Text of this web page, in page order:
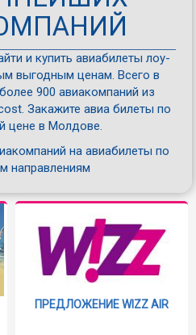
и купить авиабилеты лоу-
выгодным ценам. Всего в
900 авиакомпаний из
Закажите авиа билеты по
цене в Молдове.
на авиабилеты по
направлениям
ПРЕДЛОЖЕНИЕ WIZZ AIR